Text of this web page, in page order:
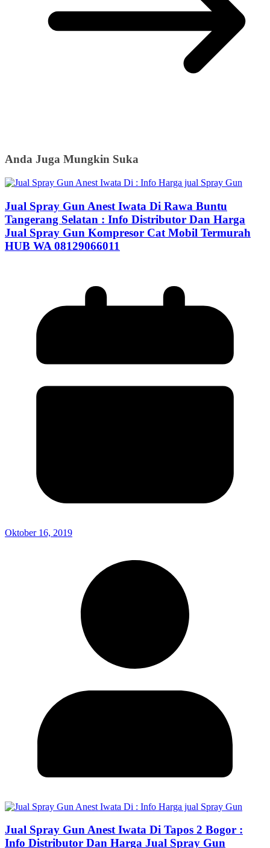
Anda Juga Mungkin Suka
Jual Spray Gun Anest Iwata Di Rawa Buntu
Tangerang Selatan : Info Distributor Dan Harga
Jual Spray Gun Kompresor Cat Mobil Termurah
HUB WA 08129066011
Oktober 16, 2019
Jual Spray Gun Anest Iwata Di Tapos 2 Bogor :
Info Distributor Dan Harga Jual Spray Gun